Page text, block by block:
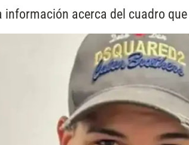
información acerca del cuadro